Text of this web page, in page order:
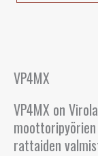
VP4MX
VP4MX on
rattaiden
BULGARIA
ESPANJA
HOLLANTI